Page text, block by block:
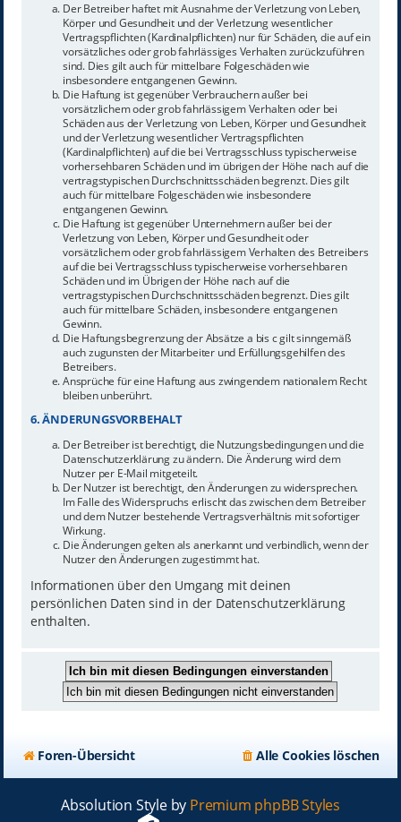
Der Betreiber haftet mit Ausnahme der Verletzung von Leben,
Körper und Gesundheit und der Verletzung wesentlicher
Vertragspflichten (Kardinalpflichten) nur für Schäden, die auf ein
vorsätzliches oder grob fahrlässiges Verhalten zurückzuführen
sind. Dies gilt auch für mittelbare Folgeschäden wie
insbesondere entgangenen Gewinn.
Die Haftung ist gegenüber Verbrauchern außer bei
vorsätzlichem oder grob fahrlässigem Verhalten oder bei
Schäden aus der Verletzung von Leben, Körper und Gesundheit
und der Verletzung wesentlicher Vertragspflichten
(Kardinalpflichten) auf die bei Vertragsschluss typischerweise
vorhersehbaren Schäden und im übrigen der Höhe nach auf die
vertragstypischen Durchschnittsschäden begrenzt. Dies gilt
auch für mittelbare Folgeschäden wie insbesondere
entgangenen Gewinn.
Die Haftung ist gegenüber Unternehmern außer bei der
Verletzung von Leben, Körper und Gesundheit oder
vorsätzlichem oder grob fahrlässigem Verhalten des Betreibers
auf die bei Vertragsschluss typischerweise vorhersehbaren
Schäden und im Übrigen der Höhe nach auf die
vertragstypischen Durchschnittsschäden begrenzt. Dies gilt
auch für mittelbare Schäden, insbesondere entgangenen
Gewinn.
Die Haftungsbegrenzung der Absätze a bis c gilt sinngemäß
auch zugunsten der Mitarbeiter und Erfüllungsgehilfen des
Betreibers.
Ansprüche für eine Haftung aus zwingendem nationalem Recht
bleiben unberührt.
6. ÄNDERUNGSVORBEHALT
Der Betreiber ist berechtigt, die Nutzungsbedingungen und die
Datenschutzerklärung zu ändern. Die Änderung wird dem
Nutzer per E-Mail mitgeteilt.
Der Nutzer ist berechtigt, den Änderungen zu widersprechen.
Im Falle des Widerspruchs erlischt das zwischen dem Betreiber
und dem Nutzer bestehende Vertragsverhältnis mit sofortiger
Wirkung.
Die Änderungen gelten als anerkannt und verbindlich, wenn der
Nutzer den Änderungen zugestimmt hat.
Informationen über den Umgang mit deinen
persönlichen Daten sind in der Datenschutzerklärung
enthalten.
Foren-Übersicht Alle Cookies löschen
Absolution Style by Premium phpBB Styles